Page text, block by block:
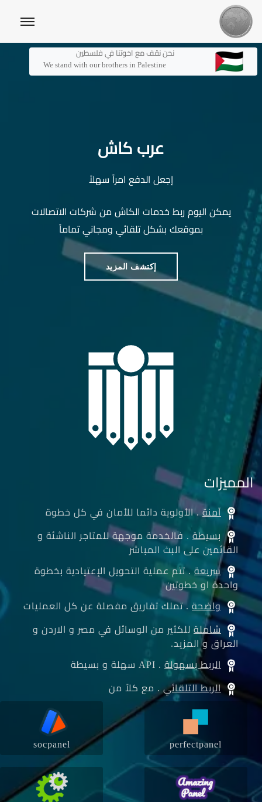
نحن نقف مع اخوتنا في فلسطين
We stand with our brothers in Palestine
عرب كاش
إجعل الدفع امراً سهلاً
يمكن اليوم ربط خدمات الكاش من شركات الاتصالات
بموقعك بشكل تلقائي ومجاني تماماً
إكتشف المزيد
المميزات
آمنة . الأولوية دائما للأمان في كل خطوة
بسيطة . فالخدمة موجهة للمتاجر الناشئة و
القائمين على البث المباشر
سريعة . تتم عملية التحويل الإعتيادية بخطوة
واحدة او خطوتين
واضحة . تملك تقاريق مفصلة عن كل العمليات
شاملة للكثير من الوسائل في مصر و الاردن و
العراق و المزيد.
الربط بسهولة . API سهلة و بسيطة
الربط التلقائي. مع كلاً من
perfectpanel
socpanel